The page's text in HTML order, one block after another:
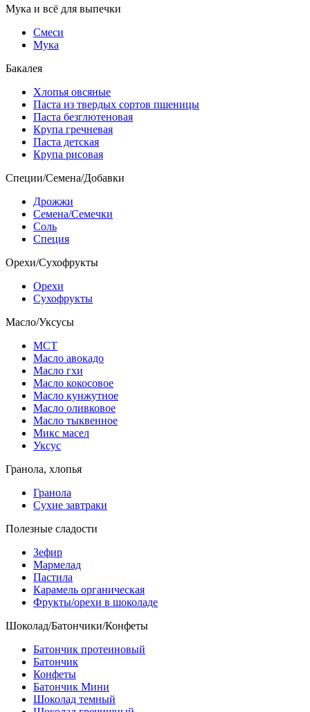
Мука и всё для выпечки
Смеси
Мука
Бакалея
Хлопья овсяные
Паста из твердых сортов пшеницы
Паста безглютеновая
Крупа гречневая
Паста детская
Крупа рисовая
Специи/Семена/Добавки
Дрожжи
Семена/Семечки
Соль
Специя
Орехи/Сухофрукты
Орехи
Сухофрукты
Масло/Уксусы
МСТ
Масло авокадо
Масло гхи
Масло кокосовое
Масло кунжутное
Масло оливковое
Масло тыквенное
Микс масел
Уксус
Гранола, хлопья
Гранола
Сухие завтраки
Полезные сладости
Зефир
Мармелад
Пастила
Карамель органическая
Фрукты/орехи в шоколаде
Шоколад/Батончики/Конфеты
Батончик протеиновый
Батончик
Конфеты
Батончик Мини
Шоколад темный